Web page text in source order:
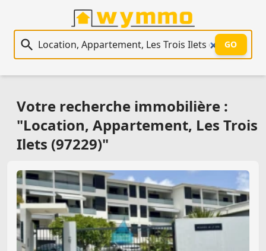
Recherche immobilière
GO
Votre recherche immobilière :
"Location, Appartement, Les Trois
Ilets (97229)"